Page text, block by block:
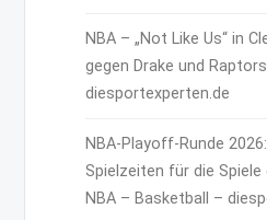
NBA – „Not Like Us“ in
gegen Drake und
diesportexperten.de
NBA-Playoff-Runde
Spielzeiten für die
NBA – Basketball –